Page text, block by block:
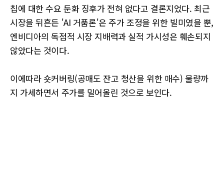
칩에 대한 수요 둔화 징후가 전혀 없다고 결론지었다. 최근
시장을 뒤흔든 'AI 거품론'은 주가 조정을 위한 빌미였을 뿐,
엔비디아의 독점적 시장 지배력과 실적 가시성은 훼손되지
않았다는 것이다.
이에따라 숏커버링(공매도 잔고 청산을 위한 매수) 물량까
지 가세하면서 주가를 밀어올린 것으로 보인다.